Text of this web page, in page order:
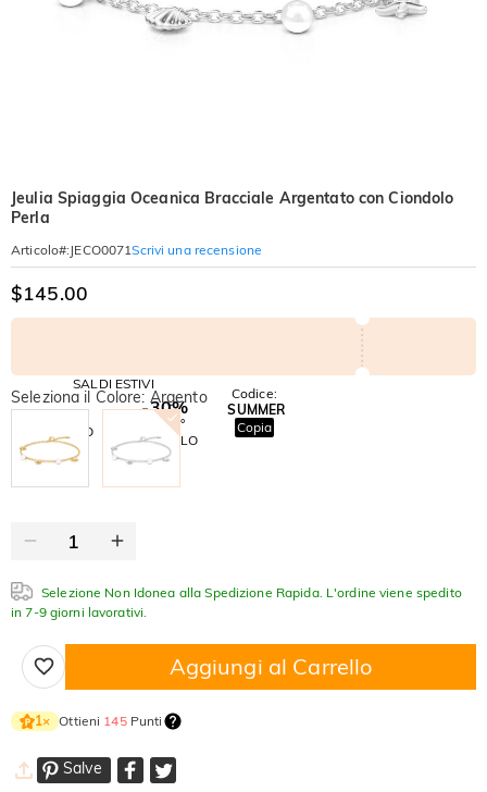
Jeulia Spiaggia Oceanica Bracciale Argentato con Ciondolo
Perla
Articolo#: JECO0071Scrivi una recensione
$145.00
SALDI ESTIVI
-10%
SU TUTTO
-30%
SUL 2°
ARTICOLO
Codice:
SUMMER
Copia
Seleziona il Colore: Argento
Selezione Non Idonea alla Spedizione Rapida. L'ordine viene spedito
in 7-9 giorni lavorativi.
Aggiungi al Carrello
1× Ottieni 145Punti
Salve